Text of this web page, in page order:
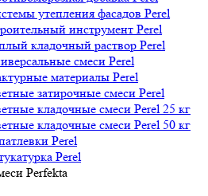
утепления фасадов Perel
инструмент Perel
кладочный раствор Perel
смеси Perel
материалы Perel
затирочные смеси Perel
кладочные смеси Perel 25 кг
кладочные смеси Perel 50 кг
Perel
Perel
Perfekta